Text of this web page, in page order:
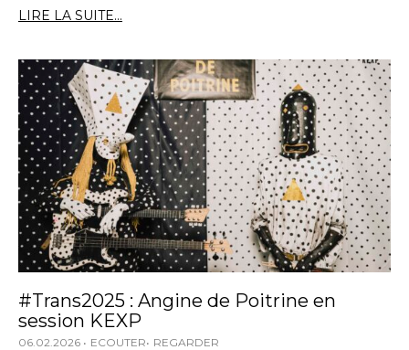
LIRE LA SUITE...
#Trans2025 : Angine de Poitrine en
session KEXP
06.02.2026 ECOUTER REGARDER